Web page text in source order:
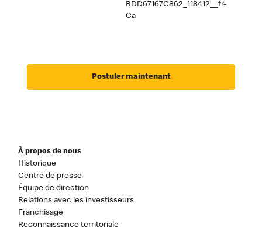
BDD67167C862_118412__fr-
Ca
Postuler maintenant
À propos de nous
Historique
Centre de presse
Équipe de direction
Relations avec les investisseurs
Franchisage
Reconnaissance territoriale